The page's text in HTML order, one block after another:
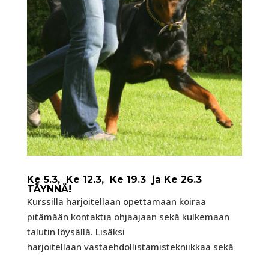
Ke 5.3, Ke 12.3, Ke 19.3 ja Ke 26.3
TÄYNNÄ!
Kurssilla harjoitellaan opettamaan koiraa
pitämään kontaktia ohjaajaan sekä kulkemaan
talutin löysällä. Lisäksi
harjoitellaan vastaehdollistamistekniikkaa sekä